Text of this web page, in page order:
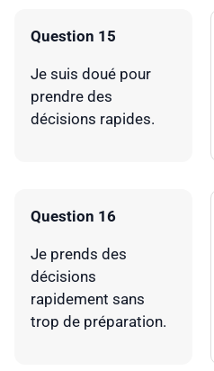
Question 15
Je suis doué pour
prendre des
décisions rapides.
Question 16
Je prends des
décisions
rapidement sans
trop de préparation.